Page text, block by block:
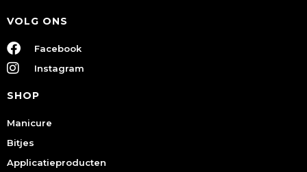
VOLG ONS
Facebook
Instagram
SHOP
Manicure
Bitjes
Applicatieproducten